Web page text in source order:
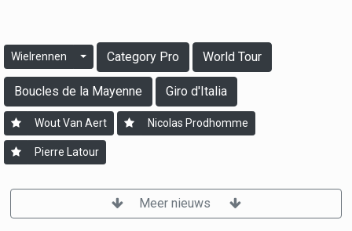
Wielrennen Category Pro World Tour
Boucles de la Mayenne Giro d'Italia
Wout Van Aert Nicolas Prodhomme
Pierre Latour
Meer nieuws